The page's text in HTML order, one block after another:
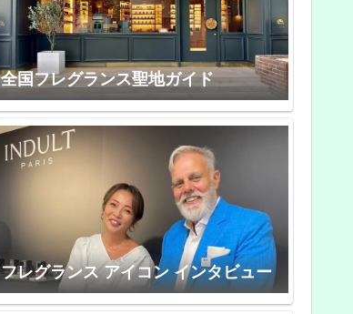
全国フレグランス聖地ガイド
フレグランス アイコン インタビュー